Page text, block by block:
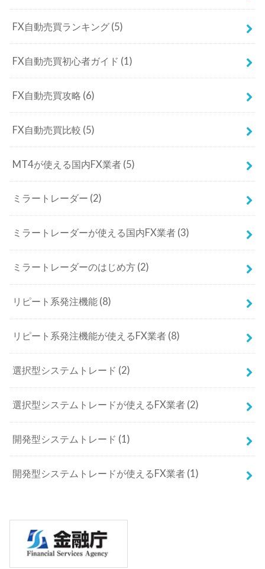
FX自動売買ランキング (5)
FX自動売買初心者ガイド (1)
FX自動売買攻略 (6)
FX自動売買比較 (5)
MT4が使える国内FX業者 (5)
ミラートレーダー (2)
ミラートレーダーが使える国内FX業者 (3)
ミラートレーダーのはじめ方 (2)
リピート系発注機能 (8)
リピート系発注機能が使えるFX業者 (8)
選択型システムトレード (2)
選択型システムトレードが使えるFX業者 (2)
開発型システムトレード (1)
開発型システムトレードが使えるFX業者 (1)